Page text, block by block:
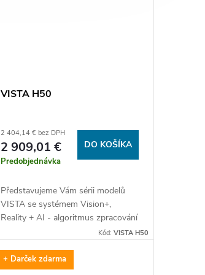
VISTA H50
2 404,14 € bez DPH
2 909,01 €
Predobjednávka
DO KOŠÍKA
Představujeme Vám sérii modelů
VISTA se systémem Vision+,
Reality + AI - algoritmus zpracování
obrazu pomocí umělé inteligence,
2560×2560, senzorem...
Kód: VISTA H50
+ Darček zdarma